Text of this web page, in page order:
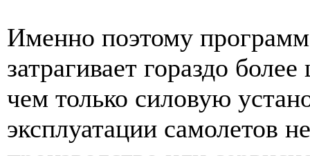
Именно поэтому
затрагивает гораздо
чем только силовую
эксплуатации самолетов